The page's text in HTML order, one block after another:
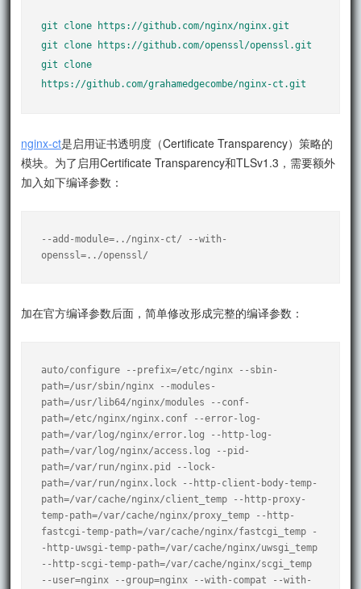
git clone https://github.com/nginx/nginx.git
git clone https://github.com/openssl/openssl.git
git clone
https://github.com/grahamedgecombe/nginx-ct.git
nginx-ct是启用证书透明度（Certificate Transparency）策略的
模块。为了启用Certificate Transparency和TLSv1.3，需要额外
加入如下编译参数：
--add-module=../nginx-ct/ --with-
openssl=../openssl/
加在官方编译参数后面，简单修改形成完整的编译参数：
auto/configure --prefix=/etc/nginx --sbin-
path=/usr/sbin/nginx --modules-
path=/usr/lib64/nginx/modules --conf-
path=/etc/nginx/nginx.conf --error-log-
path=/var/log/nginx/error.log --http-log-
path=/var/log/nginx/access.log --pid-
path=/var/run/nginx.pid --lock-
path=/var/run/nginx.lock --http-client-body-temp-
path=/var/cache/nginx/client_temp --http-proxy-
temp-path=/var/cache/nginx/proxy_temp --http-
fastcgi-temp-path=/var/cache/nginx/fastcgi_temp -
-http-uwsgi-temp-path=/var/cache/nginx/uwsgi_temp
--http-scgi-temp-path=/var/cache/nginx/scgi_temp
--user=nginx --group=nginx --with-compat --with-